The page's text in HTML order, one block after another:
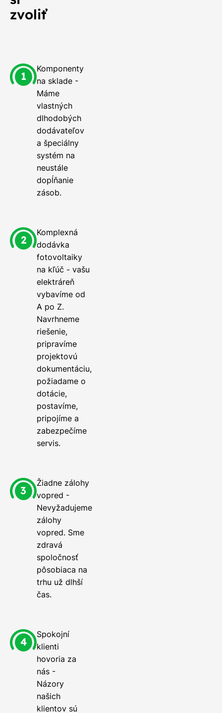
zvoliť
Komponenty
na sklade -
Máme
vlastných
dlhodobých
dodávateľov
a špeciálny
systém na
neustále
dopĺňanie
zásob.
Komplexná
dodávka
fotovoltaiky
na kľúč - vašu
elektráreň
vybavíme od
A po Z.
Navrhneme
riešenie,
pripravíme
projektovú
dokumentáciu,
požiadame o
dotácie,
postavíme,
pripojíme a
zabezpečíme
servis.
Žiadne zálohy
vopred -
Nevyžadujeme
zálohy
vopred. Sme
zdravá
spoločnosť
pôsobiaca na
trhu už dlhší
čas.
Spokojní
klienti
hovoria za
nás -
Názory
našich
klientov sú